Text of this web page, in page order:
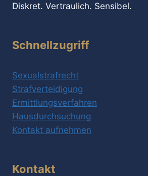
Diskret. Vertraulich. Sensibel.
Schnellzugriff
Sexualstrafrecht
Strafverteidigung
Ermittlungsverfahren
Hausdurchsuchung
Kontakt aufnehmen
Kontakt